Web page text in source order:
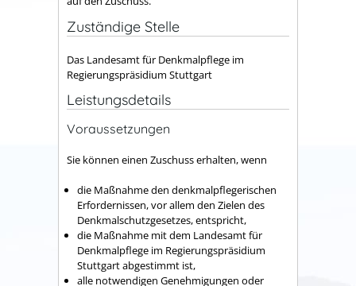
Zuständige Stelle
Das Landesamt für Denkmalpflege im
Regierungspräsidium Stuttgart
Leistungsdetails
Voraussetzungen
Sie können einen Zuschuss erhalten, wenn
die Maßnahme den denkmalpflegerischen
Erfordernissen, vor allem den Zielen des
Denkmalschutzgesetzes, entspricht,
die Maßnahme mit dem Landesamt für
Denkmalpflege im Regierungspräsidium
Stuttgart abgestimmt ist,
alle notwendigen Genehmigungen oder